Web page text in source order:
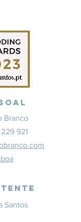
Branco
921
Santos